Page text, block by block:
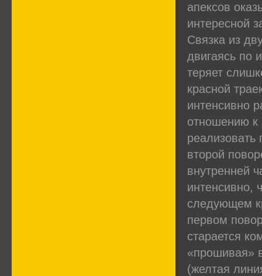
апексов
интересной
Связка из
двигаясь по
теряет
красной
интенсивно
отношению к
второй
внутренней
интенсивно,
следующем
первом
старается
«прошивая»
(желтая